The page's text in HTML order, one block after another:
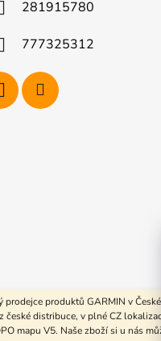
prodejce produktů GARMIN v
české distribuce, v plné CZ
mapu V5. Naše zboží si u nás
281915780
777325312